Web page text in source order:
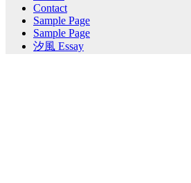
Contact
Sample Page
Sample Page
汐風 Essay